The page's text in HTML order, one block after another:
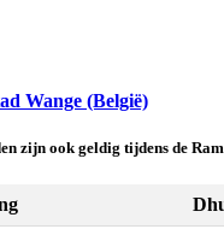
Wange (België)
zijn ook geldig tijdens de